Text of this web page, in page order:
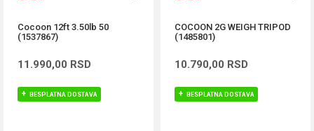
Cocoon 12ft 3.50lb 50
(1537867)
11.990,00 RSD
BESPLATNA DOSTAVA
COCOON 2G WEIGH TRIPOD
(1485801)
10.790,00 RSD
BESPLATNA DOSTAVA